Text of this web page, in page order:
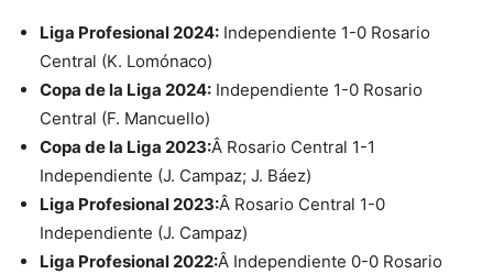
Liga Profesional 2024: Independiente 1-0 Rosario
Central (K. Lomónaco)
Copa de la Liga 2024: Independiente 1-0 Rosario
Central (F. Mancuello)
Copa de la Liga 2023:Â Rosario Central 1-1
Independiente (J. Campaz; J. Báez)
Liga Profesional 2023:Â Rosario Central 1-0
Independiente (J. Campaz)
Liga Profesional 2022:Â Independiente 0-0 Rosario